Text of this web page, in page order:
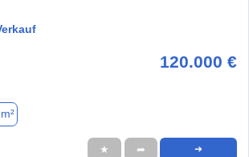
120.000 €
★ ➦ ➜